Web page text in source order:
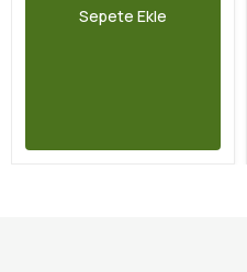
Sepete Ekle